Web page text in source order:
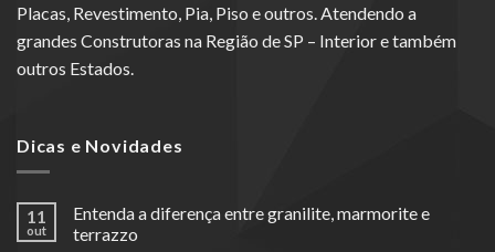
Placas, Revestimento, Pia, Piso e outros. Atendendo a
grandes Construtoras na Região de SP – Interior e também
outros Estados.
Dicas e Novidades
11
out
Entenda a diferença entre granilite, marmorite e
terrazzo